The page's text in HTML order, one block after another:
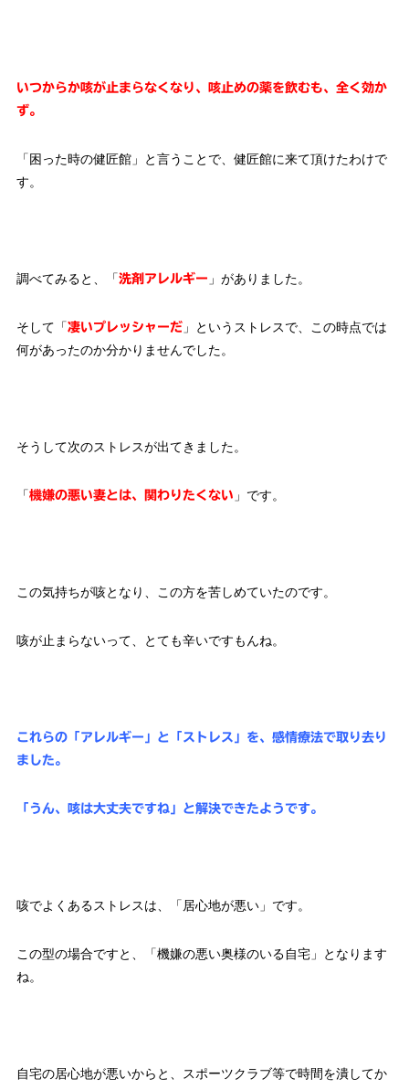
いつからか咳が止まらなくなり、咳止めの薬を飲むも、全く効か
ず。
「困った時の健匠館」と言うことで、健匠館に来て頂けたわけで
す。
調べてみると、「洗剤アレルギー 」がありました。
そして「凄いプレッシャーだ」というストレスで、この時点では
何があったのか分かりませんでした。
そうして次のストレスが出てきました。
「機嫌の悪い妻とは、関わりたくない 」です。
この気持ちが咳となり、この方を苦しめていたのです。
咳が止まらないって、とても辛いですもんね。
これらの「アレルギー」と「ストレス」を、感情療法で取り去り
ました。
「うん、咳は大丈夫ですね」と解決できたようです。
咳でよくあるストレスは、「居心地が悪い」です。
この型の場合ですと、「機嫌の悪い奥様のいる自宅」となります
ね。
自宅の居心地が悪いからと、スポーツクラブ等で時間を潰してか